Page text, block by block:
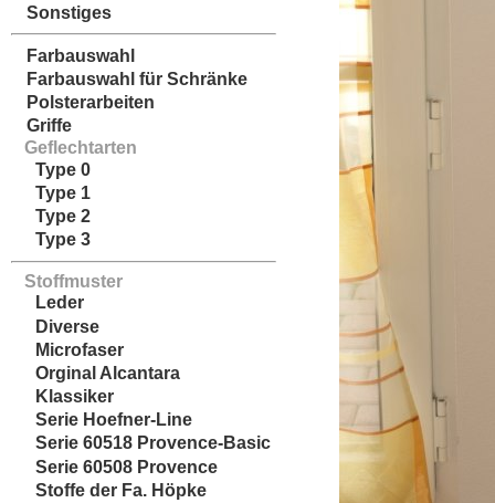
Sonstiges
Farbauswahl
Farbauswahl für Schränke
Polsterarbeiten
Griffe
Geflechtarten
Type 0
Type 1
Type 2
Type 3
Stoffmuster
Leder
Diverse
Microfaser
Orginal Alcantara
Klassiker
Serie Hoefner-Line
Serie 60518 Provence-Basic
Serie 60508 Provence
Stoffe der Fa. Höpke